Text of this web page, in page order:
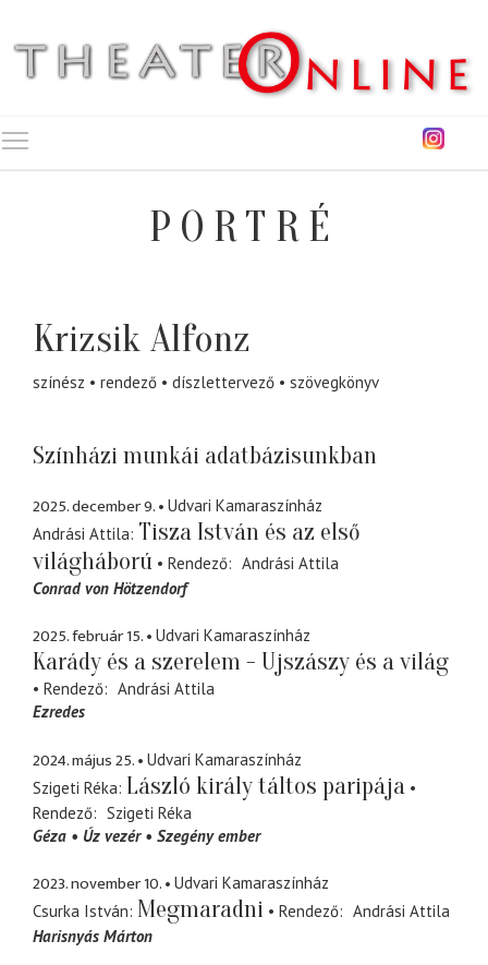
PORTRÉ
Krizsik Alfonz
színész rendező díszlettervező szövegkönyv
Színházi munkái adatbázisunkban
2025. december 9.
Udvari Kamaraszínház
Andrási Attila Tisza István és az első
világháború
Rendező
Andrási Attila
Conrad von Hötzendorf
2025. február 15. Udvari Kamaraszínház
Karády és a szerelem - Ujszászy és a világ
Rendező
Andrási Attila
Ezredes
2024. május 25.
Udvari Kamaraszínház
Szigeti Réka László király táltos paripája
Rendező
Szigeti Réka
Géza
Úz vezér Szegény ember
2023. november 10.
Udvari Kamaraszínház
Csurka István Megmaradni Rendező
Andrási Attila
Harisnyás Márton